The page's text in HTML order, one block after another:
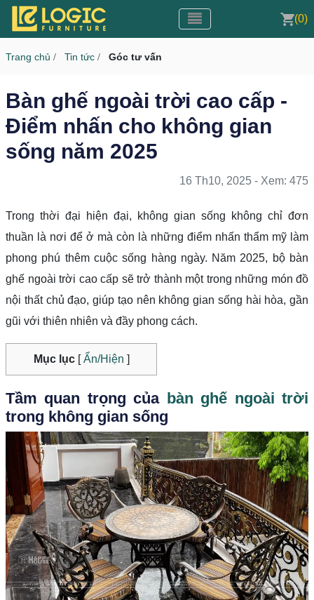
Toggle navigation
CMS v3.0 Toggle navigation(0)
Trang chủ / Tin tức / Góc tư vấn
Bàn ghế ngoài trời cao cấp -
Điểm nhấn cho không gian
sống năm 2025
16 Th10, 2025 - Xem: 475
Trong thời đại hiện đại, không gian sống không chỉ đơn
thuần là nơi để ở mà còn là những điểm nhấn thẩm mỹ làm
phong phú thêm cuộc sống hàng ngày. Năm 2025, bộ bàn
ghế ngoài trời cao cấp sẽ trở thành một trong những món đồ
nội thất chủ đạo, giúp tạo nên không gian sống hài hòa, gần
gũi với thiên nhiên và đầy phong cách.
Mục lục[Ẩn/Hiện ]
Tầm quan trọng của bàn ghế ngoài trời
trong không gian sống